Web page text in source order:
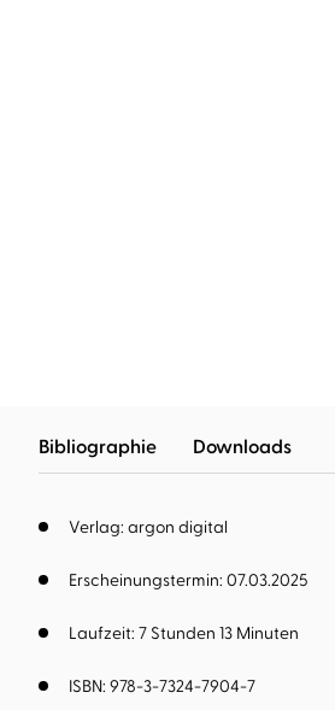
Bibliographie Downloads
Verlag: argon digital
Erscheinungstermin: 07.03.2025
Laufzeit: 7 Stunden 13 Minuten
ISBN: 978-3-7324-7904-7